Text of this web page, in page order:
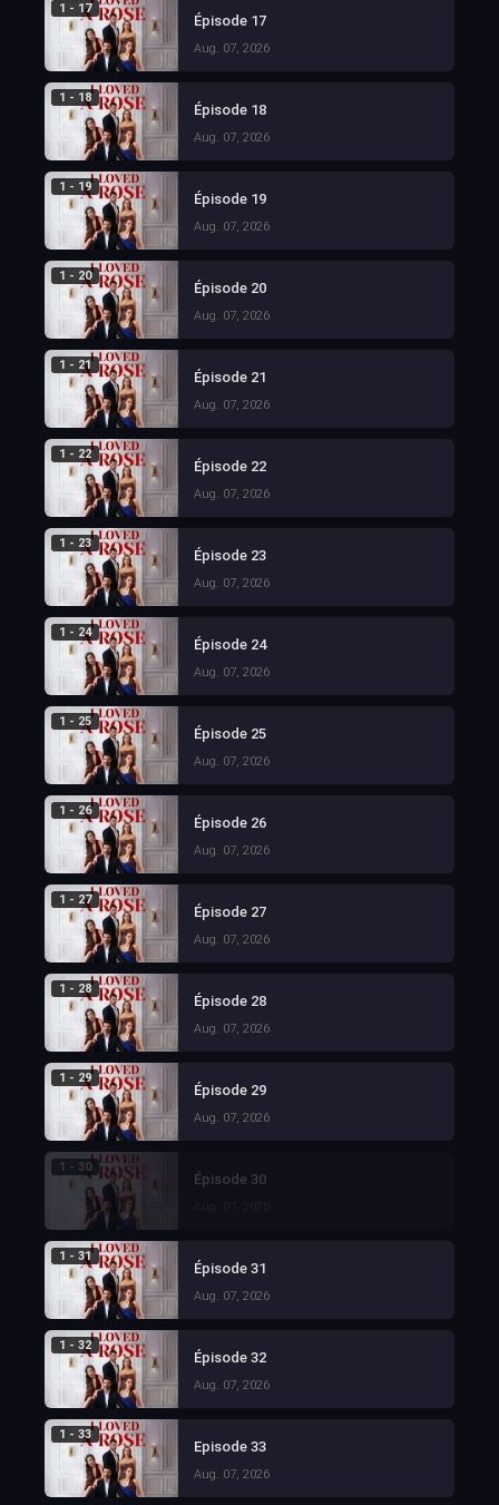
1 - 17
Épisode 17
Aug. 07, 2026
1 - 18
Épisode 18
Aug. 07, 2026
1 - 19
Épisode 19
Aug. 07, 2026
1 - 20
Épisode 20
Aug. 07, 2026
1 - 21
Épisode 21
Aug. 07, 2026
1 - 22
Épisode 22
Aug. 07, 2026
1 - 23
Épisode 23
Aug. 07, 2026
1 - 24
Épisode 24
Aug. 07, 2026
1 - 25
Épisode 25
Aug. 07, 2026
1 - 26
Épisode 26
Aug. 07, 2026
1 - 27
Épisode 27
Aug. 07, 2026
1 - 28
Épisode 28
Aug. 07, 2026
1 - 29
Épisode 29
Aug. 07, 2026
1 - 30
Épisode 30
1 - 31
Épisode 31
Aug. 07, 2026
1 - 32
Épisode 32
Aug. 07, 2026
1 - 33
Episode 33
Aug. 07, 2026